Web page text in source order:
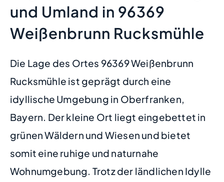
und Umland in 96369
Weißenbrunn Rucksmühle
Die Lage des Ortes 96369 Weißenbrunn
Rucksmühle ist geprägt durch eine
idyllische Umgebung in Oberfranken,
Bayern. Der kleine Ort liegt eingebettet in
grünen Wäldern und Wiesen und bietet
somit eine ruhige und naturnahe
Wohnumgebung. Trotz der ländlichen Idylle